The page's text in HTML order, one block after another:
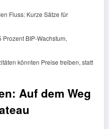
Fluss: Kurze Sätze für
BIP-Wachstum,
könnten Preise treiben, statt
Auf dem Weg